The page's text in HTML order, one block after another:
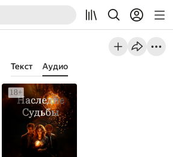
Текст Аудио